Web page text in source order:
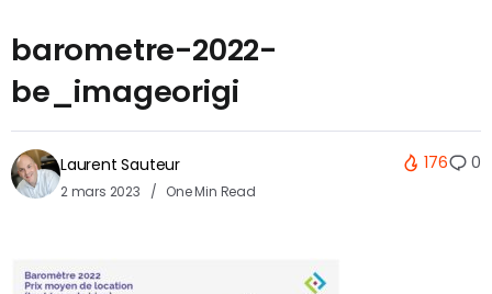
barometre-2022-
be_imageorigi
Laurent Sauteur
2 mars 2023 One Min Read
176 0